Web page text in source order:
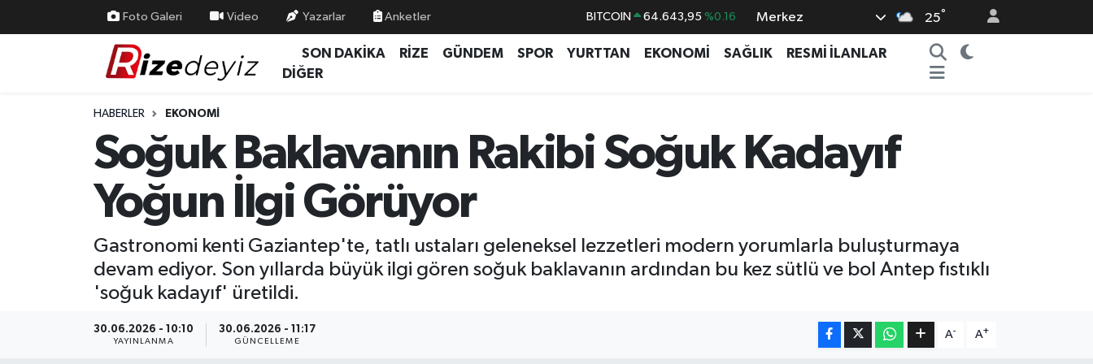
Foto Galeri Video Yazarlar Anketler DOLAR 47,6006 %0.06
EURO 55,0250 %0.02
BİST100 13.799 %70
Merkez 25°
SON DAKİKA RİZE GÜNDEM SPOR YURTTAN EKONOMİ SAĞLIK
RESMİ İLANLAR
DİĞER
HABERLER EKONOMI
Soğuk Baklavanın Rakibi Soğuk Kadayıf
Yoğun İlgi Görüyor
Gastronomi kenti Gaziantep'te, tatlı ustaları geleneksel lezzetleri modern yorumlarla buluşturmaya
devam ediyor. Son yıllarda büyük ilgi gören soğuk baklavanın ardından bu kez sütlü ve bol Antep fıstıklı
'soğuk kadayıf' üretildi.
30.06.2026 - 10:10
YAYINLANMA
30.06.2026 - 11:17
GÜNCELLEME
A- A+
Yurttan Haberler
Ekonomi
Rize Nöbetçi Eczaneler
Rize Trafik Yoğunluk Haritası
Süper Lig Puan Durumu ve Fikstür
Son Dakika Haberleri